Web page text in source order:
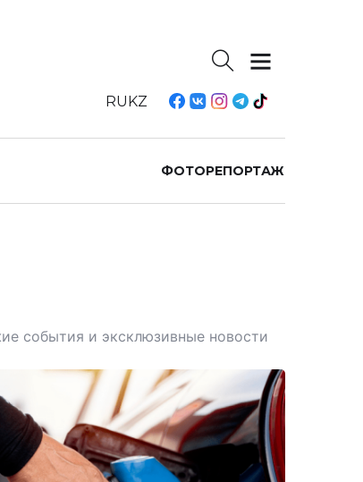
RUKZ
ФОТОРЕПОРТАЖ
события и эксклюзивные новости